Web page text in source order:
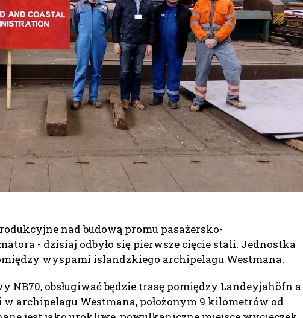
nad budową promu pasażersko-
- dzisiaj odbyło się pierwsze cięcie stali. Jednostka
wyspami islandzkiego archipelagu Westmana.
NB70, obsługiwać będzie trasę pomiędzy Landeyjahöfn a
archipelagu Westmana, położonym 9 kilometrów od